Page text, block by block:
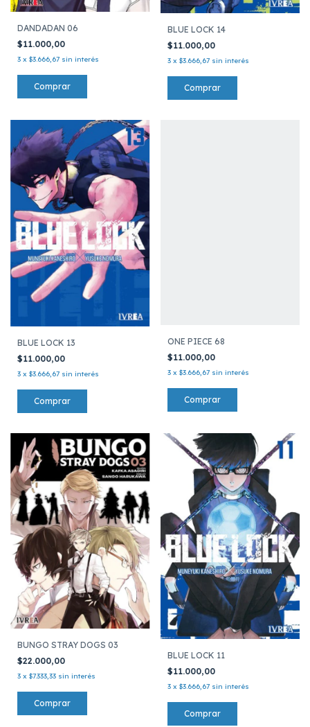
DANDADAN 06
$11.000,00
3 x $3.666,67 sin interés
BLUE LOCK 14
$11.000,00
3 x $3.666,67 sin interés
BLUE LOCK 13
$11.000,00
3 x $3.666,67 sin interés
ONE PIECE 68
$11.000,00
3 x $3.666,67 sin interés
BUNGO STRAY DOGS 03
$22.000,00
3 x $7.333,33 sin interés
BLUE LOCK 11
$11.000,00
3 x $3.666,67 sin interés